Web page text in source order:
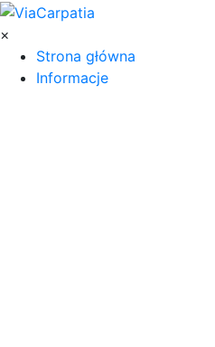
×
Strona główna
Informacje